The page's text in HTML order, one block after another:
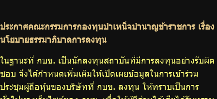
ประกาศคณะกรรมการกองทุนบำเหน็จบำนาญข้าราชการ เรื่อง
นโยบายธรรมาภิบาลการลงทุน
ในฐานะที่ กบข. เป็นนักลงทุนสถาบันที่มีการลงทุนอย่างรับผิด
ชอบ จึงได้กำหนดเพิ่มเติมให้เปิดเผยข้อมูลในการเข้าร่วม
ประชุมผู้ถือหุ้นของบริษัทที่ กบข. ลงทุน ให้ทราบเป็นการ